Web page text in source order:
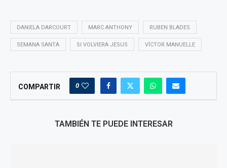
DANIELA DARCOURT MARC ANTHONY RUBEN BLADES
SEMANA SANTA SI VOLVIERA JESUS VÍCTOR MANUELLE
COMPARTIR 0
TAMBIÉN TE PUEDE INTERESAR